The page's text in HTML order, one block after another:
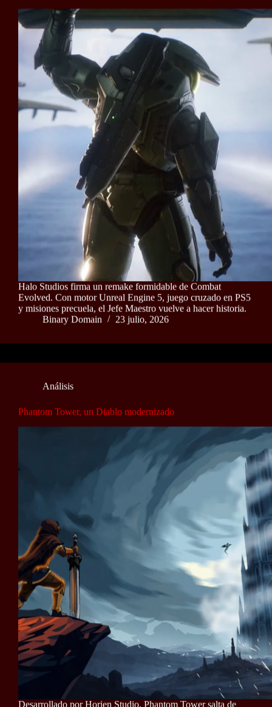
Halo Studios firma un remake formidable de Combat
Evolved. Con motor Unreal Engine 5, juego cruzado en PS5
y misiones precuela, el Jefe Maestro vuelve a hacer historia.
Binary Domain
23 julio, 2026
Análisis
Phantom Tower, un Diablo modernizado
Desarrollado por Horien Studio, Phantom Tower salta de